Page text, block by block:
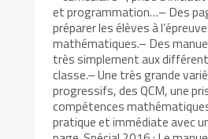
et programmation…– Des
préparer les élèves à
mathématiques.– Des
très simplement aux
classe.– Une très grande
progressifs, des QCM, une
compétences
pratique et immédiate avec